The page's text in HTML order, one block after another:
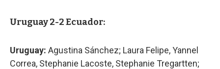
Uruguay 2-2 Ecuador:
Uruguay: Agustina Sánchez; Laura Felipe, Yannel
Correa, Stephanie Lacoste, Stephanie Tregartten;